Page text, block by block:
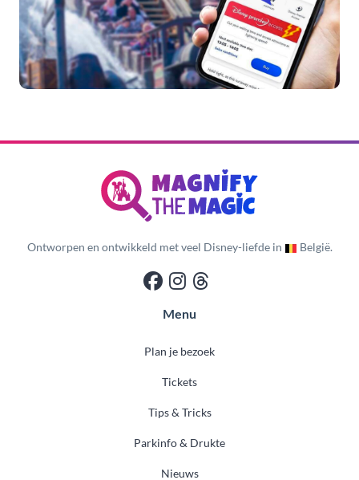
Ontworpen en ontwikkeld met veel Disney-liefde in België.
Menu
Plan je bezoek
Tickets
Tips & Tricks
Parkinfo & Drukte
Nieuws